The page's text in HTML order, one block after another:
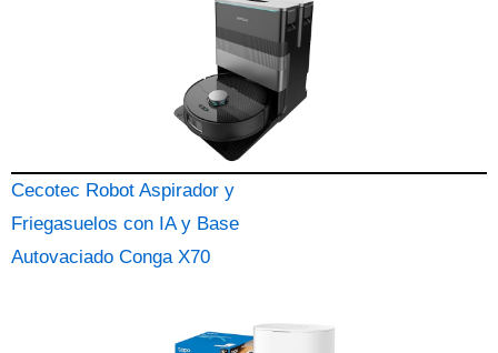
Cecotec Robot Aspirador y
Friegasuelos con IA y Base
Autovaciado Conga X70